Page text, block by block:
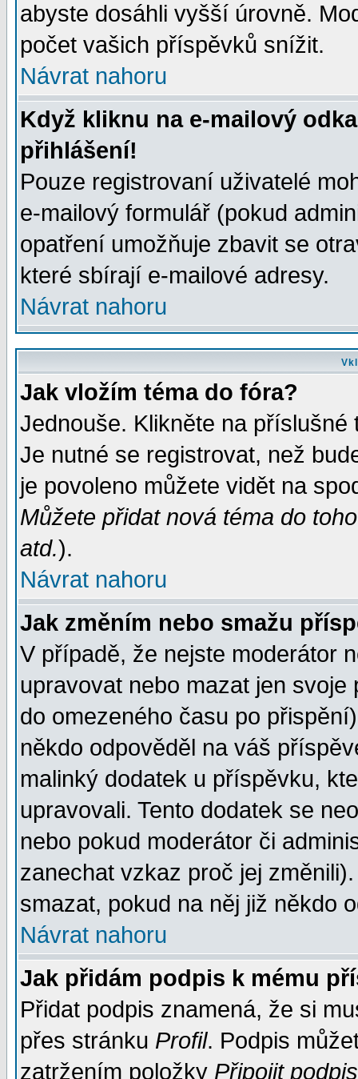
abyste dosáhli vyšší úrovně.
počet vašich příspěvků snížit.
Návrat nahoru
Když kliknu na e-mailový
přihlášení!
Pouze registrovaní uživatelé
e-mailový formulář (pokud
opatření umožňuje zbavit se
které sbírají e-mailové adresy.
Návrat nahoru
Jak vložím téma do fóra?
Jednouše. Klikněte na
Je nutné se registrovat, než
je povoleno můžete vidět na
Můžete přidat nová téma do
atd.).
Návrat nahoru
Jak změním nebo smažu
V případě, že nejste moderátor
upravovat nebo mazat jen
do omezeného času po
někdo odpověděl na váš
malinký dodatek u příspěvku,
upravovali. Tento dodatek se
nebo pokud moderátor či
zanechat vzkaz proč jej
smazat, pokud na něj již někdo
Návrat nahoru
Jak přidám podpis k mému
Přidat podpis znamená, že si
přes stránku Profil. Podpis
zatržením položky Připojit podpis